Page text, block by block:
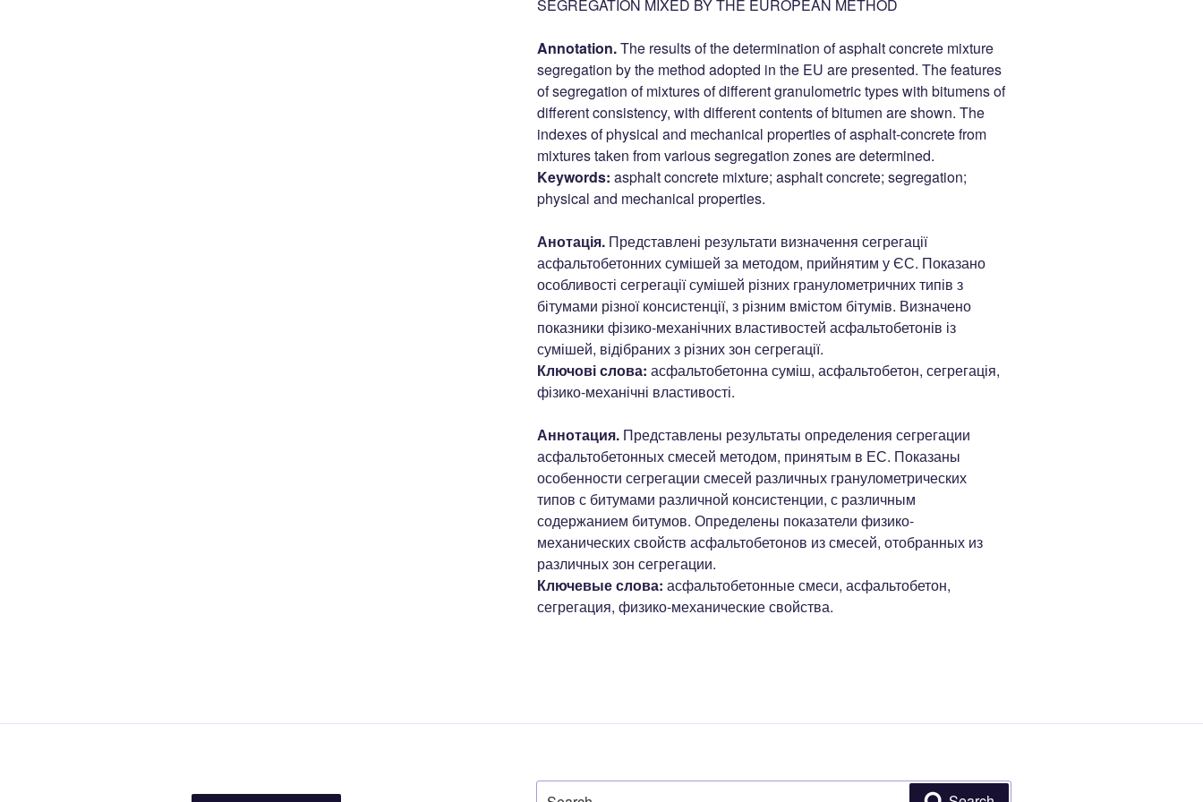
SEGREGATION MIXED BY THE EUROPEAN METHOD
Annotation.The results of the determination of asphalt concrete mixture
segregation by the method adopted in the EU are presented. The features
of segregation of mixtures of different granulometric types with bitumens of
different consistency, with different contents of bitumen are shown. The
indexes of physical and mechanical properties of asphalt-concrete from
mixtures taken from various segregation zones are determined.
Keywords: asphalt concrete mixture; asphalt concrete; segregation;
physical and mechanical properties.
Анотація.Представлені результати визначення сегрегації
асфальтобетонних сумішей за методом, прийнятим у ЄС. Показано
особливості сегрегації сумішей різних гранулометричних типів з
бітумами різної консистенції, з різним вмістом бітумів. Визначено
показники фізико-механічних властивостей асфальтобетонів із
сумішей, відібраних з різних зон сегрегації.
Ключові слова: асфальтобетонна суміш, асфальтобетон, сегрегація,
фізико-механічні властивості.
Аннотация.Представлены результаты определения сегрегации
асфальтобетонных смесей методом, принятым в ЕС. Показаны
особенности сегрегации смесей различных гранулометрических
типов с битумами различной консистенции, с различным
содержанием битумов. Определены показатели физико-
механических свойств асфальтобетонов из смесей, отобранных из
различных зон сегрегации.
Ключевые слова: асфальтобетонные смеси, асфальтобетон,
сегрегация, физико-механические свойства.